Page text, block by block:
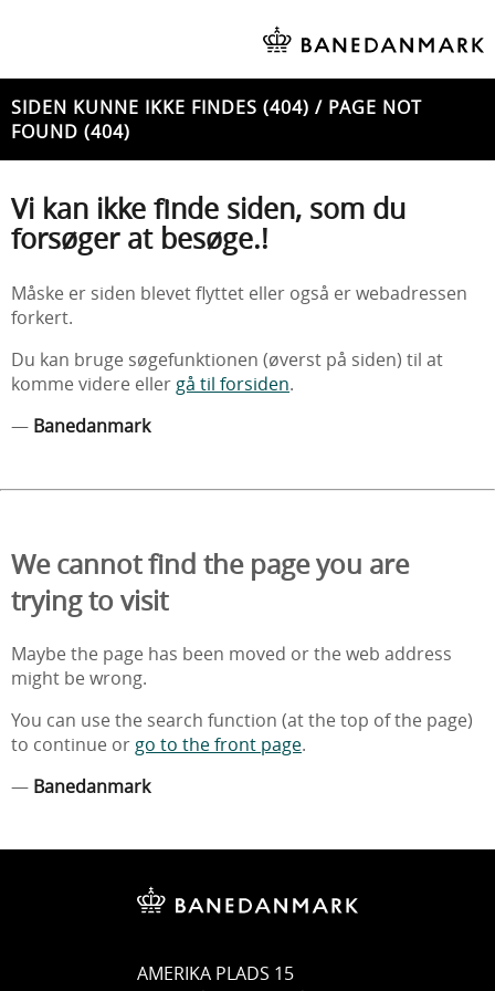
SIDEN KUNNE IKKE FINDES (404) / PAGE NOT
FOUND (404)
Vi kan ikke finde siden, som du
forsøger at besøge.!
Måske er siden blevet flyttet eller også er webadressen
forkert.
Du kan bruge søgefunktionen (øverst på siden) til at
komme videre eller gå til forsiden.
— Banedanmark
We cannot find the page you are
trying to visit
Maybe the page has been moved or the web address
might be wrong.
You can use the search function (at the top of the page)
to continue or go to the front page.
— Banedanmark
AMERIKA PLADS 15